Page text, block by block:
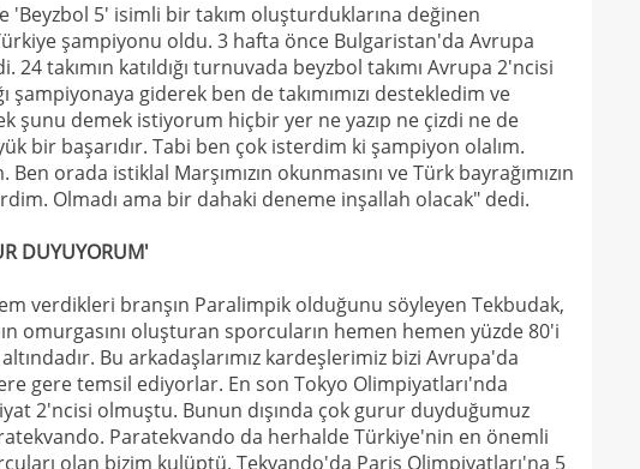
'Beyzbol 5' isimli bir takım oluşturduklarına değinen
şampiyonu oldu. 3 hafta önce Bulgaristan'da Avrupa
24 takımın katıldığı turnuvada beyzbol takımı Avrupa 2'ncisi
şampiyonaya giderek ben de takımımızı destekledim ve
şunu demek istiyorum hiçbir yer ne yazıp ne çizdi ne de
bir başarıdır. Tabi ben çok isterdim ki şampiyon olalım.
Ben orada istiklal Marşımızın okunmasını ve Türk bayrağımızın
Olmadı ama bir dahaki deneme inşallah olacak" dedi.
DUYUYORUM'
verdikleri branşın Paralimpik olduğunu söyleyen Tekbudak,
omurgasını oluşturan sporcuların hemen hemen yüzde 80'i
Bu arkadaşlarımız kardeşlerimiz bizi Avrupa'da
gere temsil ediyorlar. En son Tokyo Olimpiyatları'nda
2'ncisi olmuştu. Bunun dışında çok gurur duyduğumuz
Paratekvando da herhalde Türkiye'nin en önemli
olan bizim kulüptü. Tekvando'da Paris Olimpiyatları'na 5